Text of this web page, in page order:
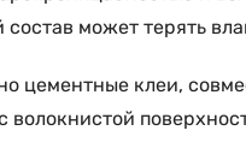
может терять
цементные клеи,
волокнистой